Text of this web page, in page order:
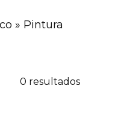
» Pintura
0 resultados